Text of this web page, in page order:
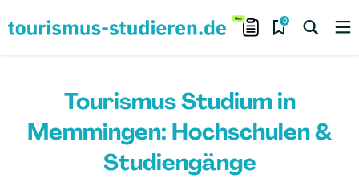
0
Tourismus Studium in
Memmingen: Hochschulen &
Studiengänge